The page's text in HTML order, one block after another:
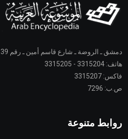
دمشق ـ الروضة ـ شارع قاسم أمين ـ رقم 39
هاتف: 3315204 - 3315205
فاكس: 3315207
ص.ب: 7296
روابط متنوعة